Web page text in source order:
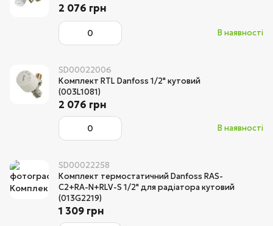
В наявності
2 076 грн
SD00022006
Комплект RTL Danfoss 1/2" кутовий
(003L1081)
В наявності
2 076 грн
SD00022258
Комплект термостатичний Danfoss RAS-
C2+RA-N+RLV-S 1/2" для радіатора кутовий
(013G2219)
1 309 грн